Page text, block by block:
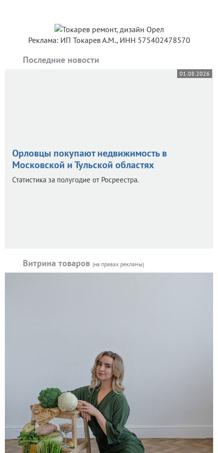
Реклама: ИП Токарев А.М., ИНН 575402478570
Последние новости
01.08.2026
Орловцы покупают недвижимость в
Московской и Тульской областях
Статистика за полугодие от Росреестра.
Витрина товаров (на правах рекламы)